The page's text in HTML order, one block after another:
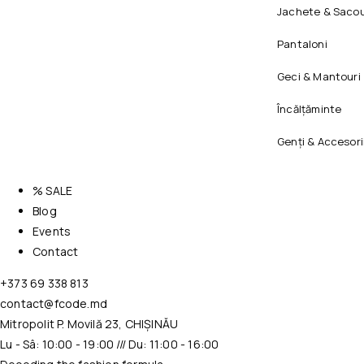
Jachete &
Pantaloni
Geci & Mantouri
Încălțăminte
Genți &
% SALE
Blog
Events
Contact
+373 69 338 813
contact@fcode.md
Mitropolit P. Movilă 23, CHIȘINĂU
Lu - Sâ: 10:00 - 19:00 /// Du: 11:00 - 16:00